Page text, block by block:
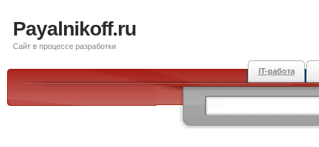
Payalnikoff.ru
Сайт в процессе разработки
IT-работа